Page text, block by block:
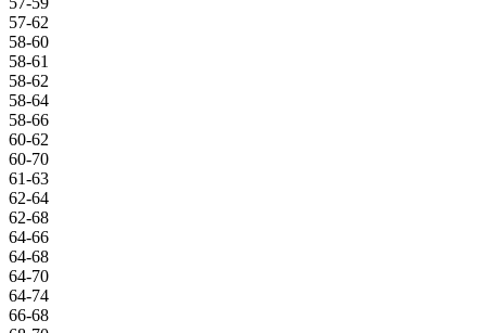
57-62
58-60
58-61
58-62
58-64
58-66
60-62
60-70
61-63
62-64
62-68
64-66
64-68
64-70
64-74
66-68